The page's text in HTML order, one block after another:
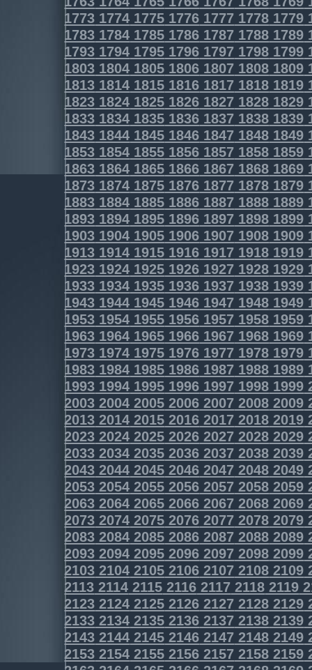
1773 1774 1775 1776 1777 1778 1779
1783 1784 1785 1786 1787 1788 1789
1793 1794 1795 1796 1797 1798 1799
1803 1804 1805 1806 1807 1808 1809
1813 1814 1815 1816 1817 1818 1819
1823 1824 1825 1826 1827 1828 1829
1833 1834 1835 1836 1837 1838 1839
1843 1844 1845 1846 1847 1848 1849
1853 1854 1855 1856 1857 1858 1859
1863 1864 1865 1866 1867 1868 1869
1873 1874 1875 1876 1877 1878 1879
1883 1884 1885 1886 1887 1888 1889
1893 1894 1895 1896 1897 1898 1899
1903 1904 1905 1906 1907 1908 1909
1913 1914 1915 1916 1917 1918 1919
1923 1924 1925 1926 1927 1928 1929
1933 1934 1935 1936 1937 1938 1939
1943 1944 1945 1946 1947 1948 1949
1953 1954 1955 1956 1957 1958 1959
1963 1964 1965 1966 1967 1968 1969
1973 1974 1975 1976 1977 1978 1979
1983 1984 1985 1986 1987 1988 1989
1993 1994 1995 1996 1997 1998 1999
2003 2004 2005 2006 2007 2008 2009
2013 2014 2015 2016 2017 2018 2019
2023 2024 2025 2026 2027 2028 2029
2033 2034 2035 2036 2037 2038 2039
2043 2044 2045 2046 2047 2048 2049
2053 2054 2055 2056 2057 2058 2059
2063 2064 2065 2066 2067 2068 2069
2073 2074 2075 2076 2077 2078 2079
2083 2084 2085 2086 2087 2088 2089
2093 2094 2095 2096 2097 2098 2099
2103 2104 2105 2106 2107 2108 2109
2113 2114 2115 2116 2117 2118 2119
2123 2124 2125 2126 2127 2128 2129
2133 2134 2135 2136 2137 2138 2139
2143 2144 2145 2146 2147 2148 2149
2153 2154 2155 2156 2157 2158 2159